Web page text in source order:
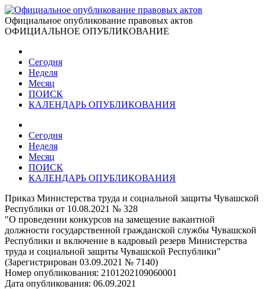
Официальное опубликование правовых актов
ОФИЦИАЛЬНОЕ ОПУБЛИКОВАНИЕ
Сегодня
Неделя
Месяц
ПОИСК
КАЛЕНДАРЬ ОПУБЛИКОВАНИЯ
Сегодня
Неделя
Месяц
ПОИСК
КАЛЕНДАРЬ ОПУБЛИКОВАНИЯ
Приказ Министерства труда и социальной защиты Чувашской
Республики от 10.08.2021 № 328
"О проведении конкурсов на замещение вакантной
должности государственной гражданской службы Чувашской
Республики и включение в кадровый резерв Министерства
труда и социальной защиты Чувашской Республики"
(Зарегистрирован 03.09.2021 № 7140)
Номер опубликования: 2101202109060001
Дата опубликования: 06.09.2021